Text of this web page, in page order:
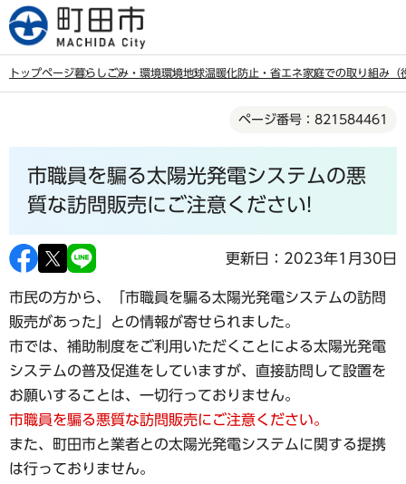
こ
の
トップページ暮らしごみ・環境環境地球温暖化防止・省エネ家庭での取り組み（
ページ番号：821584461
市職員を騙る太陽光発電システムの悪
質な訪問販売にご注意ください!
更新日：2023年1月30日
市民の方から、「市職員を騙る太陽光発電システムの訪問
販売があった」との情報が寄せられました。
市では、補助制度をご利用いただくことによる太陽光発電
システムの普及促進をしていますが、直接訪問して設置を
お願いすることは、一切行っておりません。
市職員を騙る悪質な訪問販売にご注意ください。
また、町田市と業者との太陽光発電システムに関する提携
は行っておりません。